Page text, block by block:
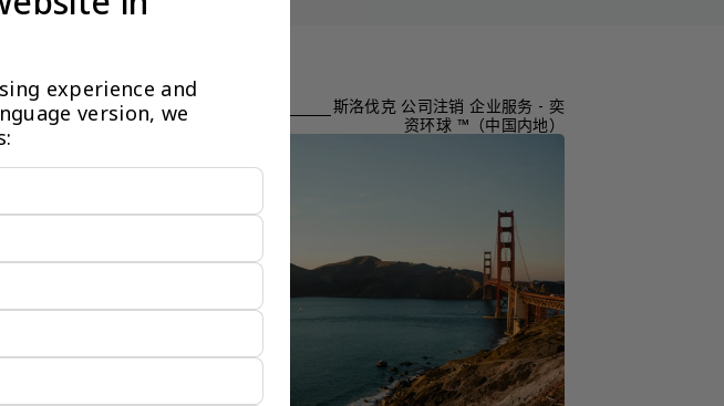
斯洛伐克 公司注销 企业服务 - 奕
资环球 ™（中国内地）
experience and
version, we